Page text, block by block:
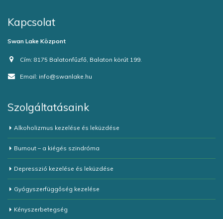
Kapcsolat
Swan Lake Központ
Cím: 8175 Balatonfűzfő, Balaton körút 199.
Email: info@swanlake.hu
Szolgáltatásaink
Alkoholizmus kezelése és leküzdése
Burnout – a kiégés szindróma
Depresszió kezelése és leküzdése
Gyógyszerfüggőség kezelése
Kényszerbetegség